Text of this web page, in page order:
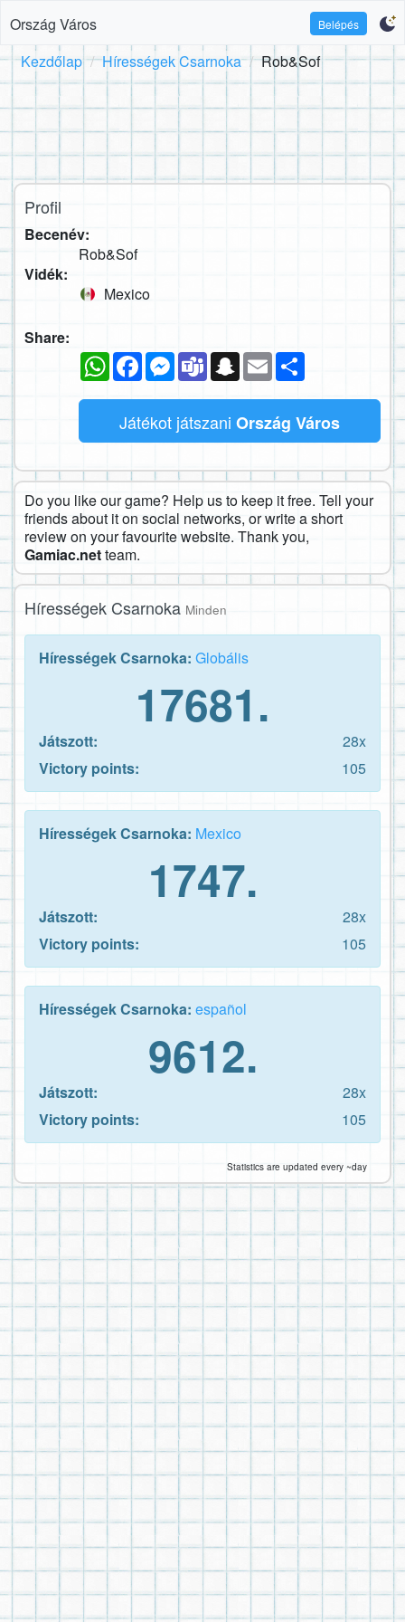
Ország Város Belépés
Kezdőlap Hírességek Csarnoka Rob&Sof
Profil
Becenév:
Rob&Sof
Vidék:
Mexico
Share:
WhatsAppFacebookMessenger
TeamsSnapchat
Email
Játékot játszani Ország Város
Do you like our game? Help us to keep it free. Tell your
friends about it on social networks, or write a short
review on your favourite website. Thank you,
Gamiac.netteam.
Hírességek Csarnoka Minden
Hírességek Csarnoka: Globális
17681.
Játszott:
28x
Victory points:
105
Hírességek Csarnoka: Mexico
1747.
Játszott:
28x
Victory points:
105
Hírességek Csarnoka: español
9612.
Játszott:
28x
Victory points:
105
Statistics are updated every ~day